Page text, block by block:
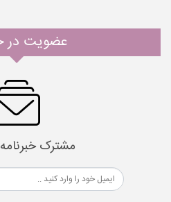
عضویت در
مشترک